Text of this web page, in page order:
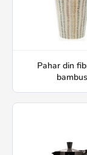
Pahar din
bambus